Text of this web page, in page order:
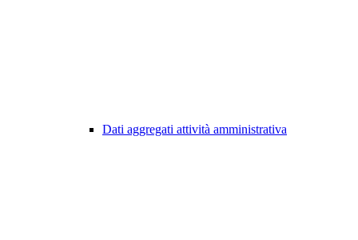
Dati aggregati attività amministrativa